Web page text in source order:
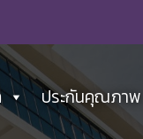
ประกันคุณภาพ